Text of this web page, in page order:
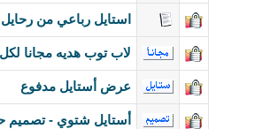
استايل رباعي من رحايل www.ra7ail5.com
لاب توب هديه مجانا
عرض أستايل مدفوع
أستايل شتوي - تصميم